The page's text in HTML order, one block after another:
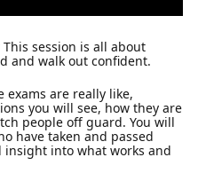
session is all about
and walk out confident.
exams are really like,
you will see, how they are
people off guard. You will
have taken and passed
insight into what works and